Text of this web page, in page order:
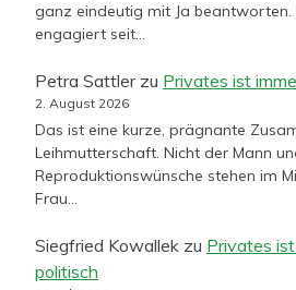
ganz eindeutig mit Ja beantworten.
engagiert seit…
Petra Sattlerzu Privates ist
2. August 2026
Das ist eine kurze, prägnante
Leihmutterschaft. Nicht der Mann
Reproduktionswünsche stehen im
Frau…
Siegfried Kowallek zu Privates
politisch